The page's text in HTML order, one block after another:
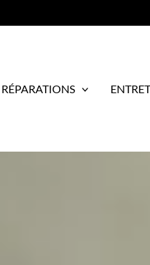
RÉPARATIONS